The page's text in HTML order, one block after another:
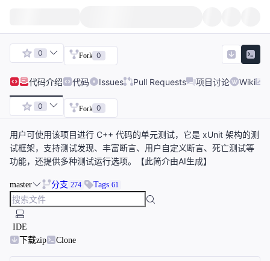
0 Fork 0
代码介绍 代码 Issues Pull Requests 项目讨论 Wiki
0 Fork 0
用户可使用该项目进行 C++ 代码的单元测试，它是 xUnit 架构的测
试框架，支持测试发现、丰富断言、用户自定义断言、死亡测试等
功能，还提供多种测试运行选项。【此简介由AI生成】
master 分支 274 Tags 61
IDE
下载zip
Clone